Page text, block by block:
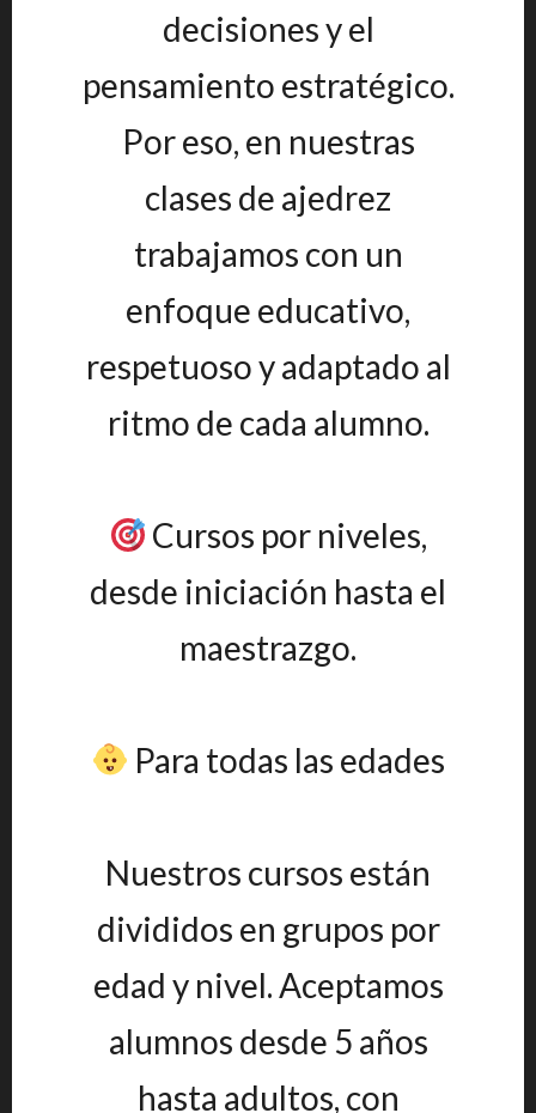
decisiones y el
pensamiento estratégico.
Por eso, en nuestras
clases de ajedrez
trabajamos con un
enfoque educativo,
respetuoso y adaptado al
ritmo de cada alumno.
Cursos por niveles,
desde iniciación hasta el
maestrazgo.
Para todas las edades
Nuestros cursos están
divididos en grupos por
edad y nivel. Aceptamos
alumnos desde 5 años
hasta adultos, con